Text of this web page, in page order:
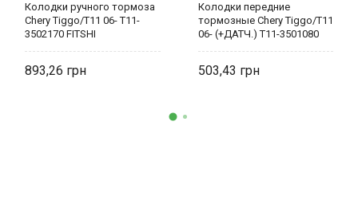
Колодки ручного тормоза
Chery Tiggo/T11 06- T11-
3502170 FITSHI
893,26
Колодки передние
тормозные Chery Tiggo/T11
06- (+ДАТЧ.) T11-3501080
503,43